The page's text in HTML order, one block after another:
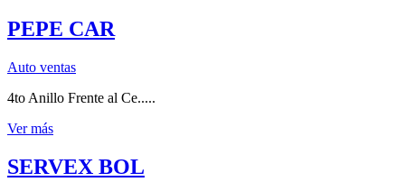
PEPE CAR
Auto ventas
4to Anillo Frente al Ce.....
Ver más
SERVEX BOL